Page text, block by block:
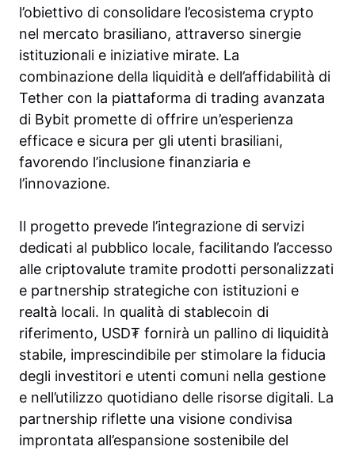
l’obiettivo di consolidare l’ecosistema crypto
nel mercato brasiliano, attraverso sinergie
istituzionali e iniziative mirate. La
combinazione della liquidità e dell’affidabilità di
Tether con la piattaforma di trading avanzata
di Bybit promette di offrire un’esperienza
efficace e sicura per gli utenti brasiliani,
favorendo l’inclusione finanziaria e
l’innovazione.
Il progetto prevede l’integrazione di servizi
dedicati al pubblico locale, facilitando l’accesso
alle criptovalute tramite prodotti personalizzati
e partnership strategiche con istituzioni e
realtà locali. In qualità di stablecoin di
riferimento, USD₮ fornirà un pallino di liquidità
stabile, imprescindibile per stimolare la fiducia
degli investitori e utenti comuni nella gestione
e nell’utilizzo quotidiano delle risorse digitali. La
partnership riflette una visione condivisa
improntata all’espansione sostenibile del